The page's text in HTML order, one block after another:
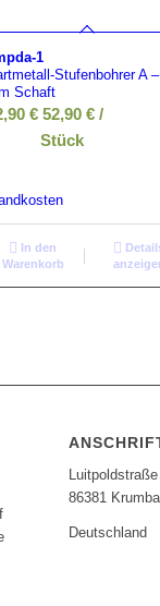
1
Stufenbohrer A
Schaft
€ 52,90 €/
Stück
In den
Warenkorb
86381
Deutschland